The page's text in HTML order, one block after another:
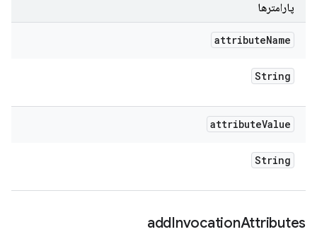
پارامترها
attributeName
String
attributeValue
String
addInvocationAttributes